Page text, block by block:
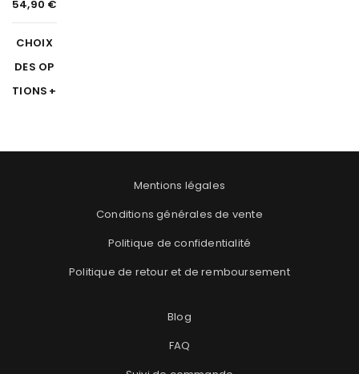
Sparrin
g
54,90 €
CHOIX
DES OP
TIONS
Mentions légales
Conditions générales de vente
Politique de confidentialité
Politique de retour et de remboursement
Blog
FAQ